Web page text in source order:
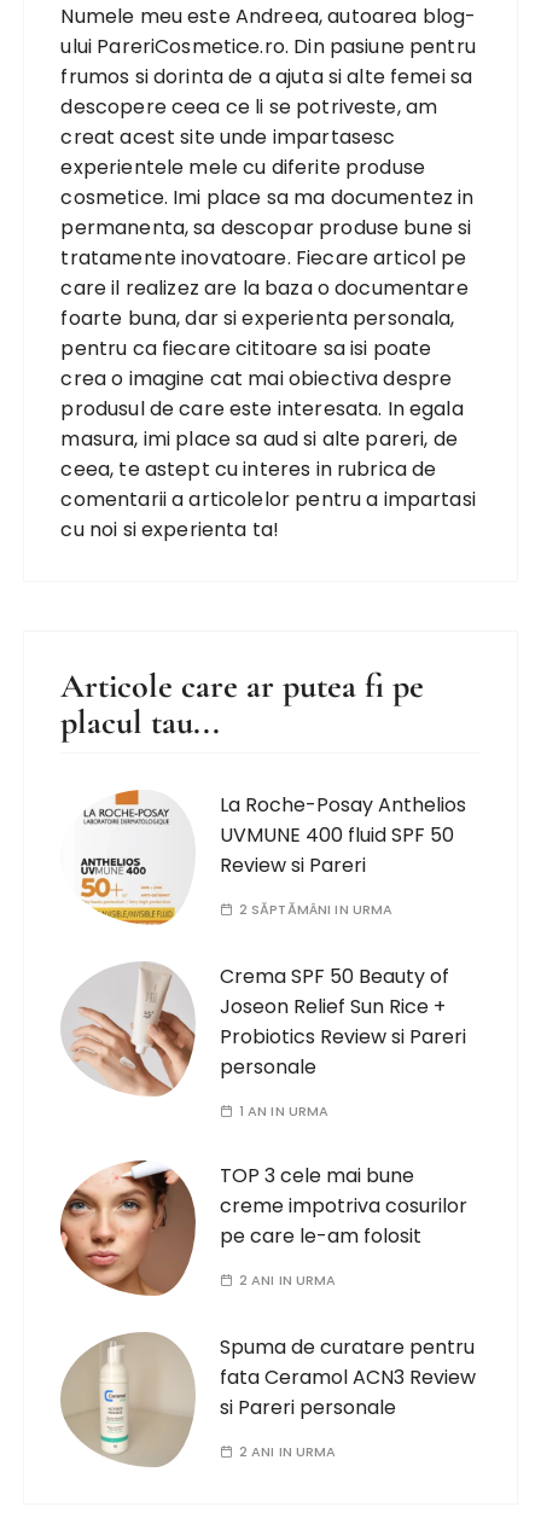
Numele meu este Andreea, autoarea blog-
ului PareriCosmetice.ro. Din pasiune pentru
frumos si dorinta de a ajuta si alte femei sa
descopere ceea ce li se potriveste, am
creat acest site unde impartasesc
experientele mele cu diferite produse
cosmetice. Imi place sa ma documentez in
permanenta, sa descopar produse bune si
tratamente inovatoare. Fiecare articol pe
care il realizez are la baza o documentare
foarte buna, dar si experienta personala,
pentru ca fiecare cititoare sa isi poate
crea o imagine cat mai obiectiva despre
produsul de care este interesata. In egala
masura, imi place sa aud si alte pareri, de
ceea, te astept cu interes in rubrica de
comentarii a articolelor pentru a impartasi
cu noi si experienta ta!
Articole care ar putea fi pe
placul tau...
La Roche-Posay Anthelios
UVMUNE 400 fluid SPF 50
Review si Pareri
2 SĂPTĂMÂNI IN URMA
Crema SPF 50 Beauty of
Joseon Relief Sun Rice +
Probiotics Review si Pareri
personale
1 AN IN URMA
TOP 3 cele mai bune
creme impotriva cosurilor
pe care le-am folosit
2 ANI IN URMA
Spuma de curatare pentru
fata Ceramol ACN3 Review
si Pareri personale
2 ANI IN URMA